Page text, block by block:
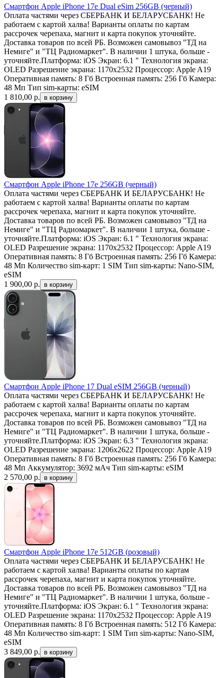
Смартфон Apple iPhone 17e Dual eSim 256GB (черный)
Оплата частями через СБЕРБАНК И БЕЛАРУСБАНК! Не
работаем с картой халва! Варианты оплаты по картам
рассрочек черепаха, магнит и карта покупок уточняйте.
Доставка товаров по всей РБ. Возможен самовывоз "ТД на
Немиге" и "ТЦ Радиомаркет". В наличии 1 штука, больше -
уточняйте.Платформа: iOS Экран: 6.1 " Технология экрана:
OLED Разрешение экрана: 1170x2532 Процессор: Apple A19
Оперативная память: 8 Гб Встроенная память: 256 Гб Камера:
48 Мп Тип sim-карты: eSIM
1 810,00 р.
Смартфон Apple iPhone 17e 256GB (черный)
Оплата частями через СБЕРБАНК И БЕЛАРУСБАНК! Не
работаем с картой халва! Варианты оплаты по картам
рассрочек черепаха, магнит и карта покупок уточняйте.
Доставка товаров по всей РБ. Возможен самовывоз "ТД на
Немиге" и "ТЦ Радиомаркет". В наличии 1 штука, больше -
уточняйте.Платформа: iOS Экран: 6.1 " Технология экрана:
OLED Разрешение экрана: 1170x2532 Процессор: Apple A19
Оперативная память: 8 Гб Встроенная память: 256 Гб Камера:
48 Мп Количество sim-карт: 1 SIM Тип sim-карты: Nano-SIM,
eSIM
1 900,00 р.
Смартфон Apple iPhone 17 Dual eSIM 256GB (черный)
Оплата частями через СБЕРБАНК И БЕЛАРУСБАНК! Не
работаем с картой халва! Варианты оплаты по картам
рассрочек черепаха, магнит и карта покупок уточняйте.
Доставка товаров по всей РБ. Возможен самовывоз "ТД на
Немиге" и "ТЦ Радиомаркет". В наличии 1 штука, больше -
уточняйте.Платформа: iOS Экран: 6.3 " Технология экрана:
OLED Разрешение экрана: 1206x2622 Процессор: Apple A19
Оперативная память: 8 Гб Встроенная память: 256 Гб Камера:
48 Мп Аккумулятор: 3692 мАч Тип sim-карты: eSIM
2 570,00 р.
Смартфон Apple iPhone 17e 512GB (розовый)
Оплата частями через СБЕРБАНК И БЕЛАРУСБАНК! Не
работаем с картой халва! Варианты оплаты по картам
рассрочек черепаха, магнит и карта покупок уточняйте.
Доставка товаров по всей РБ. Возможен самовывоз "ТД на
Немиге" и "ТЦ Радиомаркет". В наличии 1 штука, больше -
уточняйте.Платформа: iOS Экран: 6.1 " Технология экрана:
OLED Разрешение экрана: 1170x2532 Процессор: Apple A19
Оперативная память: 8 Гб Встроенная память: 512 Гб Камера:
48 Мп Количество sim-карт: 1 SIM Тип sim-карты: Nano-SIM,
eSIM
3 849,00 р.